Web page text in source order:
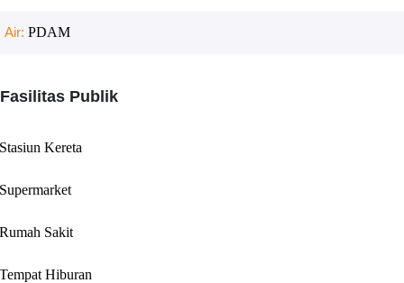
Air: PDAM
Fasilitas Publik
Stasiun Kereta
Supermarket
Rumah Sakit
Tempat Hiburan